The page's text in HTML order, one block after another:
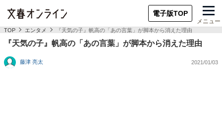
電子版TOP
メニュー
TOP エンタメ 『天気の子』帆高の「あの言葉」が脚本から消えた理由
『天気の子』帆高の「あの言葉」が脚本から消えた理由
藤津 亮太 2021/01/03